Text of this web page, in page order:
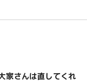
家さんは直してくれ